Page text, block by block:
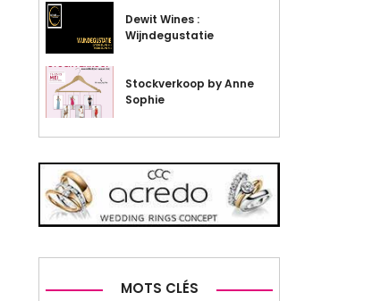
Dewit Wines :
Wijndegustatie
Stockverkoop by Anne
Sophie
MOTS CLÉS